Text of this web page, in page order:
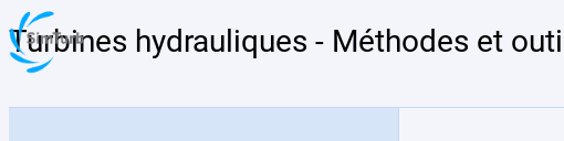
Turbines hydrauliques - Méthodes et